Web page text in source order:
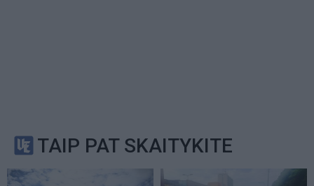
TAIP PAT SKAITYKITE